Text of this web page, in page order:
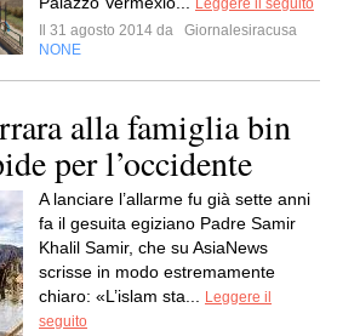
Leggere il seguito
Il 31 agosto 2014 da
Giornalesiracusa
NONE
alla famiglia bin
per l’occidente
A lanciare l’allarme fu già sette anni
fa il gesuita egiziano Padre Samir
Khalil Samir, che su AsiaNews
scrisse in modo estremamente
chiaro: «L’islam sta...
Leggere il
seguito